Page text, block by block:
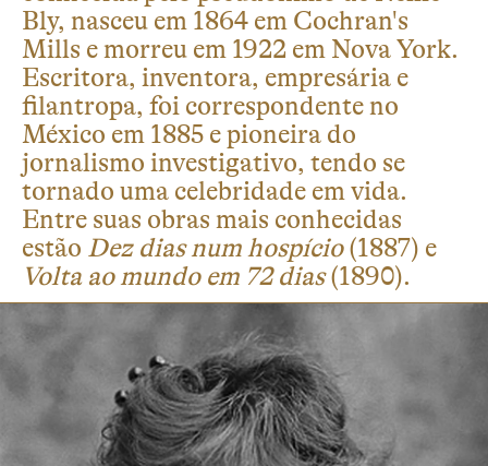
Bly, nasceu em 1864 em Cochran's
Mills e morreu em 1922 em Nova York.
Escritora, inventora, empresária e
filantropa, foi correspondente no
México em 1885 e pioneira do
jornalismo investigativo, tendo se
tornado uma celebridade em vida.
Entre suas obras mais conhecidas
estão Dez dias num hospício(1887) e
Volta ao mundo em 72 dias(1890).